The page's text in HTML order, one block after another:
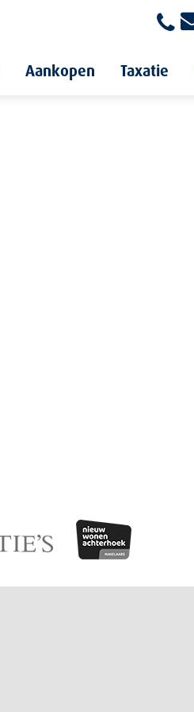
Aankopen Taxatie